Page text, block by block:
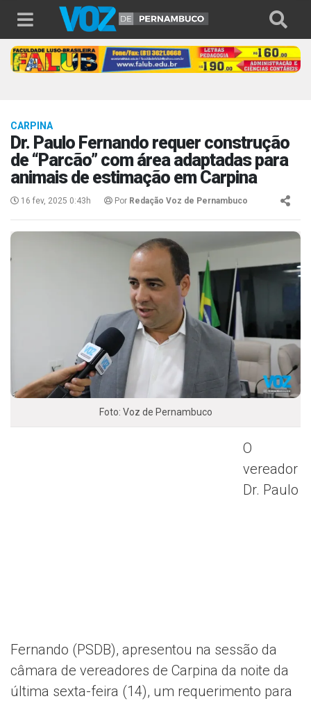
CARPINA
Dr. Paulo Fernando requer construção
de “Parcão” com área adaptadas para
animais de estimação em Carpina
16 fev, 2025 0:43h Por Redação Voz de Pernambuco
Foto: Voz de Pernambuco
O
vereador
Dr. Paulo
Fernando (PSDB), apresentou na sessão da
câmara de vereadores de Carpina da noite da
última sexta-feira (14), um requerimento para